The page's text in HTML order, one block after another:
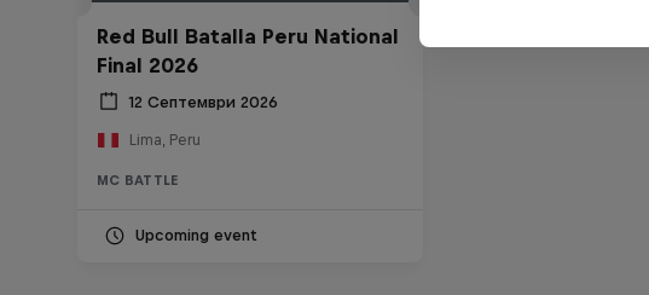
Red Bull Batalla Peru National
Final 2026
12 Септември 2026
Lima, Peru
MC BATTLE
Upcoming event